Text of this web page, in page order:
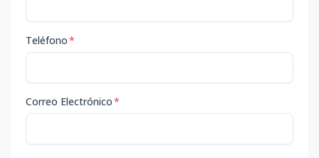
Teléfono*
Correo Electrónico*